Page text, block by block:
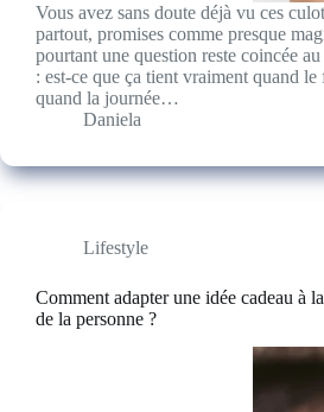
Vous avez sans doute déjà vu ces
partout, promises comme presque
pourtant une question reste coincée
: est-ce que ça tient vraiment quand
quand la journée…
Daniela
Lifestyle
Comment adapter une idée cadeau à
de la personne ?